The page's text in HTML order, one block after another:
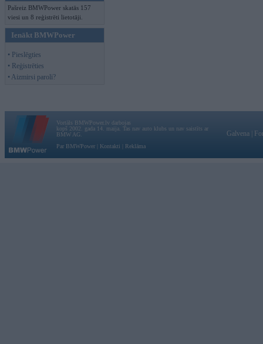
Pašreiz BMWPower skatās 157
viesi un 8 reģistrēti lietotāji.
Ienākt BMWPower
• Pieslēgties
• Reģistrēties
• Aizmirsi paroli?
Vortāls BMWPower.lv darbojas
kopš 2002. gada 14. maija. Tas nav auto klubs un nav saistīts ar
BMW AG.
Par BMWPower
Kontakti Reklāma
Galvena